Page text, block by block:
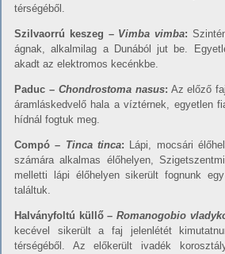
térségéből.
Szilvaorrú keszeg – Vimba vimba:
ágnak, alkalmilag a Dunából jut be.
akadt az elektromos kecénkbe.
Paduc – Chondrostoma nasus: Az előző
áramláskedvelő hala a víztérnek, egyetlen
hídnál fogtuk meg.
Compó – Tinca tinca: Lápi, mocsári
számára alkalmas élőhelyen,
melletti lápi élőhelyen sikerült fognunk
találtuk.
Halványfol tú küllő –Romanogobio
kecével sikerült a faj jelenlétét
térségéből. Az előkerült ivadék